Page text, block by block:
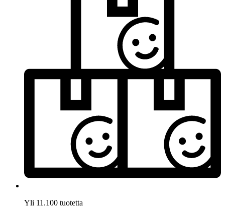
Yli 11.100 tuotetta